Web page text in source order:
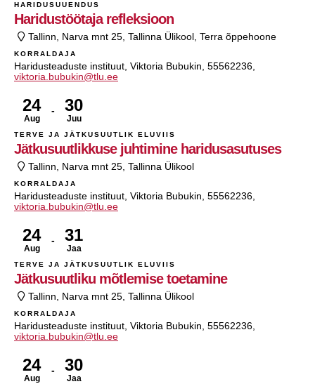
HARIDUSUUENDUS
Haridustöötaja refleksioon
Tallinn, Narva mnt 25, Tallinna Ülikool, Terra õppehoone
KORRALDAJA
Haridusteaduste instituut, Viktoria Bubukin, 55562236,
viktoria.bubukin@tlu.ee
24
Aug
30
Juu
TERVE JA JÄTKUSUUTLIK ELUVIIS
Jätkusuutlikkuse juhtimine haridusasutuses
Tallinn, Narva mnt 25, Tallinna Ülikool
KORRALDAJA
Haridusteaduste instituut, Viktoria Bubukin, 55562236,
viktoria.bubukin@tlu.ee
24
Aug
31
Jaa
TERVE JA JÄTKUSUUTLIK ELUVIIS
Jätkusuutliku mõtlemise toetamine
Tallinn, Narva mnt 25, Tallinna Ülikool
KORRALDAJA
Haridusteaduste instituut, Viktoria Bubukin, 55562236,
viktoria.bubukin@tlu.ee
24
Aug
30
Jaa